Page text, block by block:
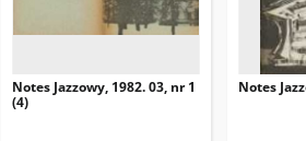
Notes Jazzowy, 1982. 03, nr 1
(4)
Notes